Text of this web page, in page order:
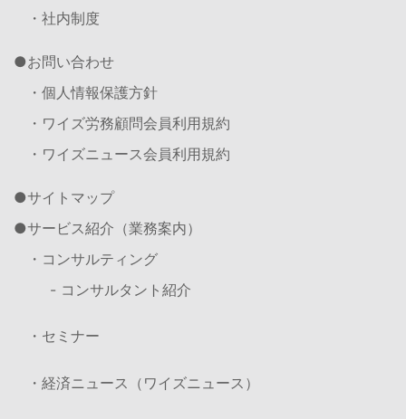
・社内制度
お問い合わせ
・個人情報保護方針
・ワイズ労務顧問会員利用規約
・ワイズニュース会員利用規約
サイトマップ
サービス紹介（業務案内）
・コンサルティング
- コンサルタント紹介
・セミナー
・経済ニュース（ワイズニュース）